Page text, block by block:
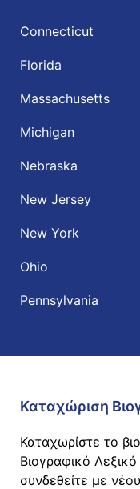
Connecticut
Florida
Massachusetts
Michigan
Nebraska
New Jersey
New York
Ohio
Pennsylvania
Καταχώριση
Καταχωρίστε το
Βιογραφικό Λεξικό
συνδεθείτε με